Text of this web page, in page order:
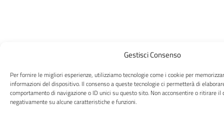
Gestisci Consenso
Per fornire le migliori esperienze, utilizziamo tecnologie come i cookie per
informazioni del dispositivo. Il consenso a queste tecnologie ci permetterà di
comportamento di navigazione o ID unici su questo sito. Non acconsentire o ritirare il
negativamente su alcune caratteristiche e funzioni.